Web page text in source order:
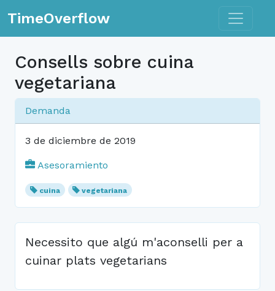
TimeOverflow Toggle
Consells sobre cuina
vegetariana
Demanda
3 de diciembre de 2019
Asesoramiento
cuina vegetariana
Necessito que algú m'aconselli per a
cuinar plats vegetarians